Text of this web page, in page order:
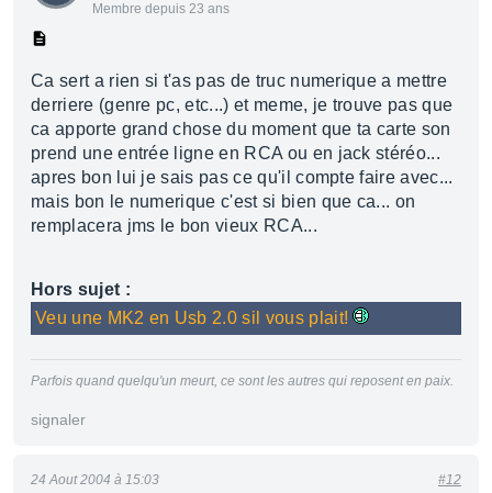
Membre depuis 23 ans
Ca sert a rien si t'as pas de truc numerique a mettre
derriere (genre pc, etc...) et meme, je trouve pas que
ca apporte grand chose du moment que ta carte son
prend une entrée ligne en RCA ou en jack stéréo...
apres bon lui je sais pas ce qu'il compte faire avec...
mais bon le numerique c'est si bien que ca... on
remplacera jms le bon vieux RCA...
Hors sujet :
Veu une MK2 en Usb 2.0 sil vous plait!
Parfois quand quelqu'un meurt, ce sont les autres qui reposent en paix.
signaler
24 Aout 2004 à 15:03 #12